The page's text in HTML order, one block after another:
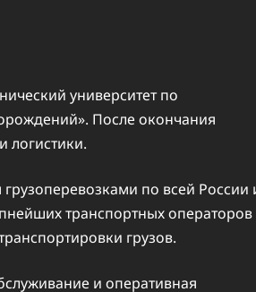
университет по
После окончания
логистики.
по всей России
транспортных операторов
грузов.
и оперативная